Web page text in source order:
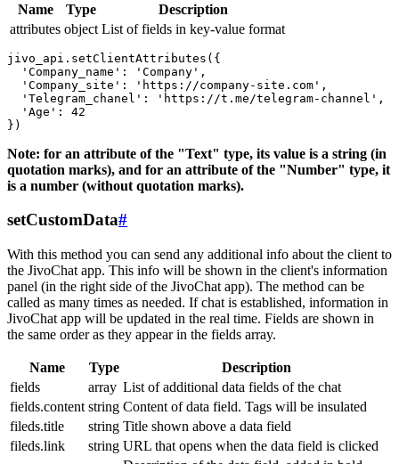
Name Type
Description
attributes object List of fields in key-value format
jivo_api.setClientAttributes({
  'Company_name': 'Company',
  'Company_site': 'https://company-site.com',
  'Telegram_chanel': 'https://t.me/telegram-channel',
  'Age': 42
Note: for an attribute of the "Text" type, its value is a string (in
quotation marks), and for an attribute of the "Number" type, it
is a number (without quotation marks).
setCustomData#
With this method you can send any additional info about the client to
the JivoChat app. This info will be shown in the client's information
panel (in the right side of the JivoChat app). The method can be
called as many times as needed. If chat is established, information in
JivoChat app will be updated in the real time. Fields are shown in
the same order as they appear in the fields array.
Name Type
Description
fields
array List of additional data fields of the chat
fields.content string Content of data field. Tags will be insulated
fileds.title
string Title shown above a data field
fileds.link
string URL that opens when the data field is clicked